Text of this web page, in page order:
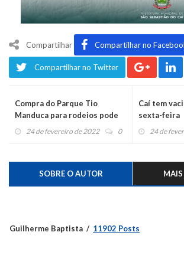
Compartilhar Compartilhar no
Compartilhar no Twitter
Compra do Parque Tio
Manduca para rodeios pode
abrir espaço para área de
24 de fevereiro de 2022 0
Caí tem
sexta-feira
24 de
SOBRE O AUTOR
Guilherme Baptista 11902 Posts